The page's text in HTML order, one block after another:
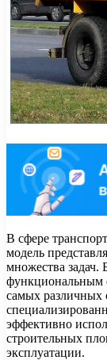
В сфере
модель
множества задач.
функциональным
самых различных
эффективно
строительных
эксплуатации.